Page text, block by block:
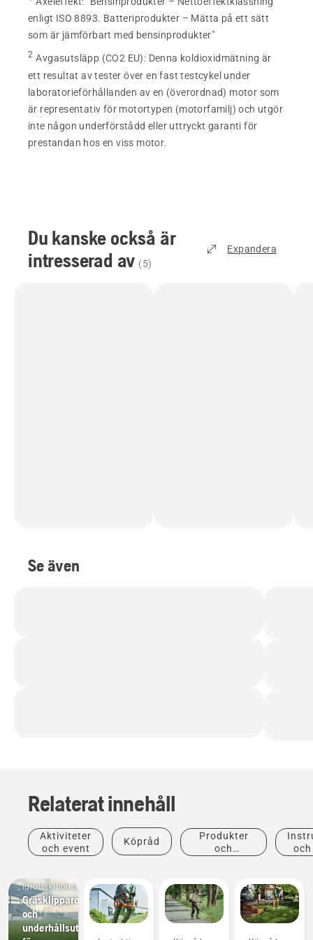
enligt ISO 8893. Batteriprodukter – Mätta på ett sätt
som är jämförbart med bensinprodukter"
2 Avgasutsläpp (CO2 EU): Denna koldioxidmätning är
ett resultat av tester över en fast testcykel under
laboratorieförhållanden av en (överordnad) motor som
är representativ för motortypen (motorfamilj) och utgör
inte någon underförstådd eller uttryckt garanti för
prestandan hos en viss motor.
Du kanske också är
intresserad av (5)
Expandera
Se även
Relaterat innehåll
Aktiviteter
och event
Köpråd
Produkter
och
Idrottsklubbar
Gräsklippare
och
underhållsutrustning